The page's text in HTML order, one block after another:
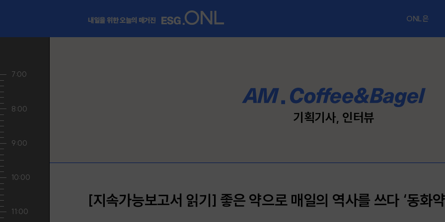
내일을 위한 오늘의 매거진 ONL은
FAQ
기획기사, 인터뷰
[지속가능보고서 읽기] 좋은 약으로 매일의 역사를 쓰다 ‘동화